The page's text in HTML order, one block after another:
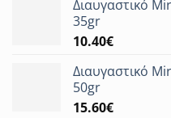
Διαυγαστικό
35gr
10.40€
Διαυγαστικό
50gr
15.60€